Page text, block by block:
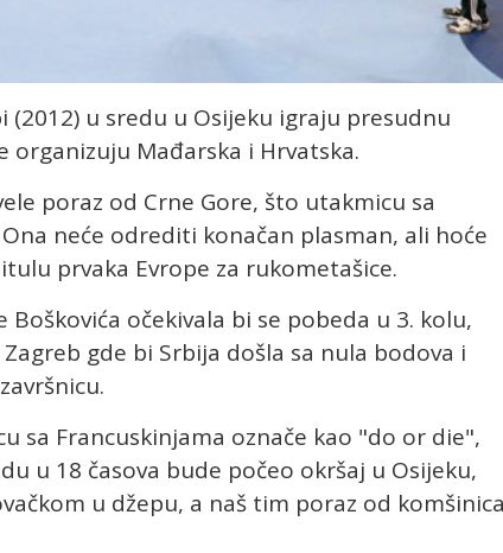
(2012) u sredu u Osijeku igraju presudnu
organizuju Mađarska i Hrvatska.
poraz od Crne Gore, što utakmicu sa
neće odrediti konačan plasman, ali hoće
prvaka Evrope za rukometašice.
očekivala bi se pobeda u 3. kolu,
gde bi Srbija došla sa nula bodova i
sa Francuskinjama označe kao "do or die",
u 18 časova bude počeo okršaj u Osijeku,
u džepu, a naš tim poraz od